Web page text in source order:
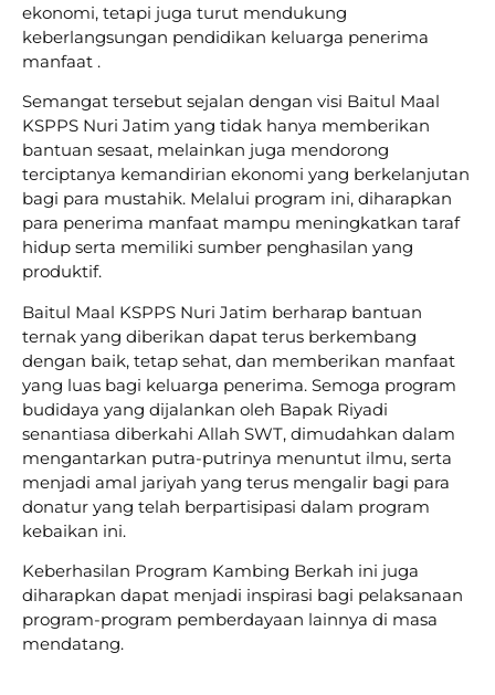
ekonomi, tetapi juga turut mendukung
keberlangsungan pendidikan keluarga penerima
manfaat .
Semangat tersebut sejalan dengan visi Baitul Maal
KSPPS Nuri Jatim yang tidak hanya memberikan
bantuan sesaat, melainkan juga mendorong
terciptanya kemandirian ekonomi yang berkelanjutan
bagi para mustahik. Melalui program ini, diharapkan
para penerima manfaat mampu meningkatkan taraf
hidup serta memiliki sumber penghasilan yang
produktif.
Baitul Maal KSPPS Nuri Jatim berharap bantuan
ternak yang diberikan dapat terus berkembang
dengan baik, tetap sehat, dan memberikan manfaat
yang luas bagi keluarga penerima. Semoga program
budidaya yang dijalankan oleh Bapak Riyadi
senantiasa diberkahi Allah SWT, dimudahkan dalam
mengantarkan putra-putrinya menuntut ilmu, serta
menjadi amal jariyah yang terus mengalir bagi para
donatur yang telah berpartisipasi dalam program
kebaikan ini.
Keberhasilan Program Kambing Berkah ini juga
diharapkan dapat menjadi inspirasi bagi pelaksanaan
program-program pemberdayaan lainnya di masa
mendatang.